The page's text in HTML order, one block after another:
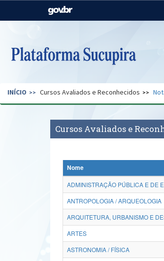
Casa Civil
Pecuária e Abastecimento
Secretaria de Governo
INÍCIO Cursos Avaliados e Reconhecidos
Cursos Avaliados e
Nome
ADMINISTRAÇÃO PÚBLICA E DE
ANTROPOLOGIA / ARQUEOLOGIA
ARQUITETURA, URBANISMO E
ARTES
ASTRONOMIA / FÍSICA